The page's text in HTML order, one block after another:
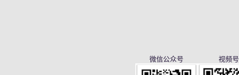
微信公众号 视频号